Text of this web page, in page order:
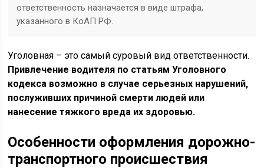
ответственность назначается в виде штрафа,
указанного в КоАП РФ.
Уголовная – это самый суровый вид ответственности.
Привлечение водителя по статьям Уголовного
кодекса возможно в случае серьезных нарушений,
послуживших причиной смерти людей или
нанесение тяжкого вреда их здоровью.
Особенности оформления дорожно-
транспортного происшествия